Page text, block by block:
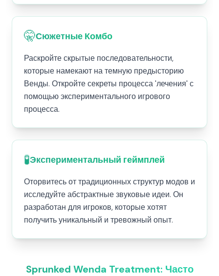
🤫Сюжетные Комбо
Раскройте скрытые последовательности,
которые намекают на темную предысторию
Венды. Откройте секреты процесса 'лечения' с
помощью экспериментального игрового
процесса.
🧪Экспериментальный геймплей
Оторвитесь от традиционных структур модов и
исследуйте абстрактные звуковые идеи. Он
разработан для игроков, которые хотят
получить уникальный и тревожный опыт.
Sprunked Wenda Treatment: Часто